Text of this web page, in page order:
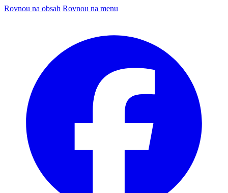
Rovnou na obsah Rovnou na menu